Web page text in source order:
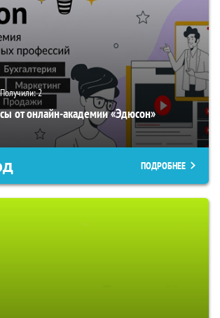
Получили:2
от онлайн-академии «Эдюсон»
ПОДРОБНЕЕ